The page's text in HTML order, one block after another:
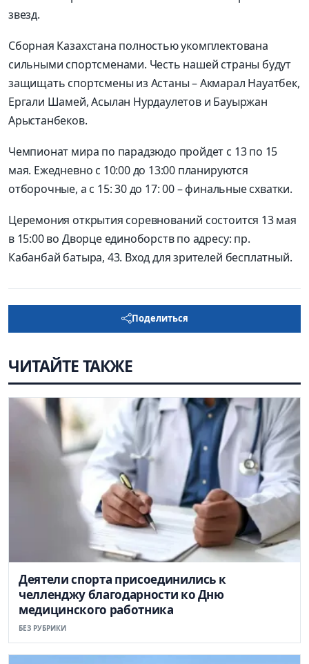
звезд.
Сборная Казахстана полностью укомплектована
сильными спортсменами. Честь нашей страны будут
защищать спортсмены из Астаны – Акмарал Науатбек,
Ергали Шамей, Асылан Нурдаулетов и Бауыржан
Арыстанбеков.
Чемпионат мира по парадзюдо пройдет с 13 по 15
мая. Ежедневно с 10:00 до 13:00 планируются
отборочные, а с 15: 30 до 17: 00 – финальные схватки.
Церемония открытия соревнований состоится 13 мая
в 15:00 во Дворце единоборств по адресу: пр.
Кабанбай батыра, 43. Вход для зрителей бесплатный.
Поделиться
ЧИТАЙТЕ ТАКЖЕ
Деятели спорта присоединились к
челленджу благодарности ко Дню
медицинского работника
БЕЗ РУБРИКИ